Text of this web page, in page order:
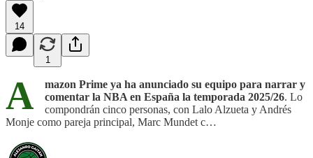
14
1
A
mazon Prime ya ha anunciado su equipo para narrar y
comentar la NBA en España la temporada 2025/26. Lo
compondrán cinco personas, con Lalo Alzueta y Andrés
Monje como pareja principal, Marc Mundet c…